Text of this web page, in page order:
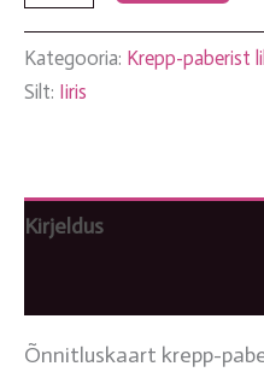
Kategooria: Krepp-paberist
Silt: Iiris
Kirjeldus
Õnnitluskaart krepp-